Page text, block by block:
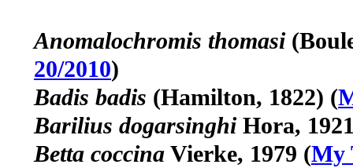
Anomalochromis thomasi
20/2010)
Badis badis (Hamilton, 1822) (
Barilius dogarsinghiHora,
Betta coccina Vierke, 1979 (My